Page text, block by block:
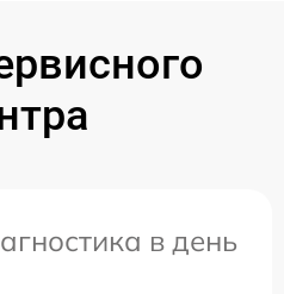
в день